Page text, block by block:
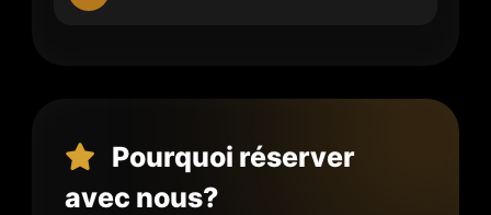
Pourquoi réserver
avec nous?